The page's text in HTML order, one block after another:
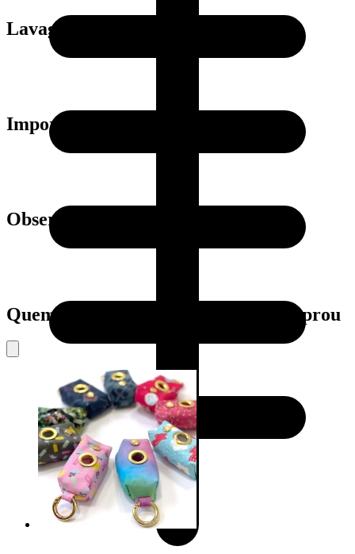
Lavagem
Importante:
Observação
Quem viu este produto também comprou